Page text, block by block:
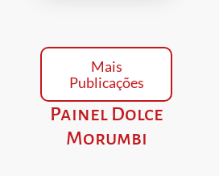
Mais
Publicações
Painel Dolce
Morumbi